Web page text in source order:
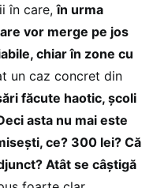
în care,în urma
vor merge pe jos
chiar în zone cu
un caz concret din
făcute haotic, școli
asta nu mai este
ce? 300 lei? Că
Atât se câștigă